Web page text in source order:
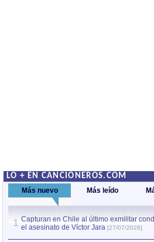
LO + EN CANCIONEROS.COM
Más nuevo Más leído
1 Capturan en Chile al último exmilitar
el asesinato de Víctor Jara [27/07/2026]